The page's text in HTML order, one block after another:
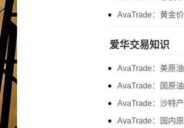
爱华交易知识